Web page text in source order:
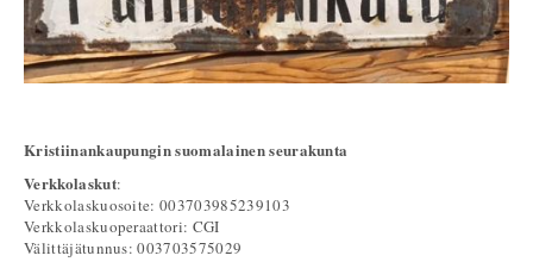
Kristiinankaupungin suomalainen seurakunta
Verkkolaskut:
Verkkolaskuosoite: 003703985239103
Verkkolaskuoperaattori: CGI
Välittäjätunnus: 003703575029